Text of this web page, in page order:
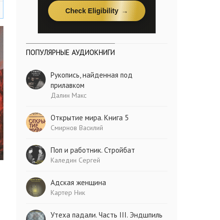
ПОПУЛЯРНЫЕ АУДИОКНИГИ
Рукопись, найденная под
прилавком
Далин Макс
Открытие мира. Книга 5
Смирнов Василий
Поп и работник. Стройбат
Каледин Сергей
Адская женщина
Картер Ник
Утеха падали. Часть III. Эндшпиль